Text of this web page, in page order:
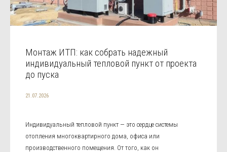
Монтаж ИТП: как собрать надежный
индивидуальный тепловой пункт от проекта
до пуска
21.07.2026
Индивидуальный тепловой пункт — это сердце системы
отопления многоквартирного дома, офиса или
производственного помещения. От того, как он